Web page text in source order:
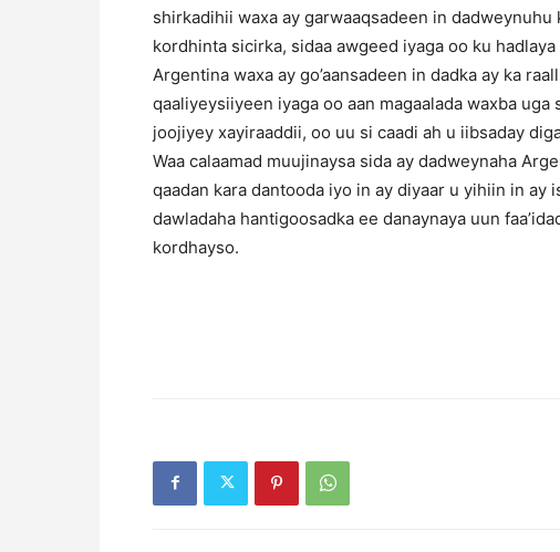
shirkadihii waxa ay garwaaqsadeen in
kordhinta sicirka, sidaa awgeed iyaga oo ku
Argentina waxa ay go’aansadeen in dadka ay ka
qaaliyeysiiyeen iyaga oo aan magaalada waxba
joojiyey xayiraaddii, oo uu si caadi ah u iibsaday
Waa calaamad muujinaysa sida ay dadweynaha
qaadan kara dantooda iyo in ay diyaar u yihiin in ay
dawladaha hantigoosadka ee danaynaya uun
kordhayso.